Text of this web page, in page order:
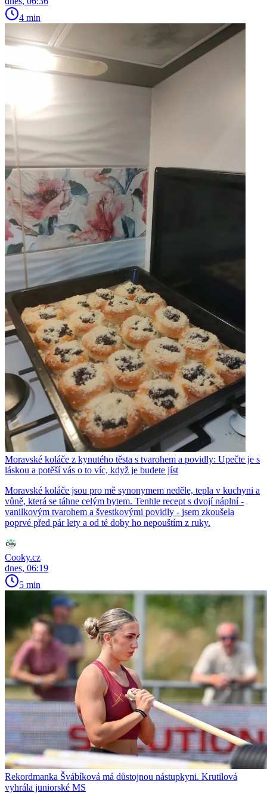
4 min
Moravské koláče z kynutého těsta s tvarohem a povidly: Upečte je s
láskou a potěší vás o to víc, když je budete jíst
Moravské koláče jsou pro mě synonymem neděle, tepla v kuchyni a
vůně, která se táhne celým bytem. Tenhle recept s dvojí náplní -
vanilkovým tvarohem a švestkovými povidly - jsem zkoušela
poprvé před pár lety a od té doby ho nepouštím z ruky.
Cooky.cz
dnes, 06:19
5 min
Rekordmanka Švábíková má důstojnou nástupkyni. Krutilová
vyhrála juniorské MS